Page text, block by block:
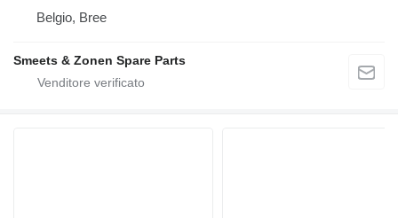
Belgio, Bree
Smeets & Zonen Spare Parts